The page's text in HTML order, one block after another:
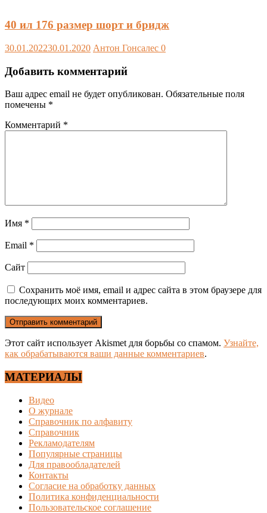
40 ил 176 размер шорт и бридж
30.01.202230.01.2020 Антон Гонсалес 0
Добавить комментарий
Ваш адрес email не будет опубликован. Обязательные поля
помечены *
Комментарий *
Имя *
Email *
Сайт
Сохранить моё имя, email и адрес сайта в этом браузере для
последующих моих комментариев.
Этот сайт использует Akismet для борьбы со спамом. Узнайте,
как обрабатываются ваши данные комментариев.
МАТЕРИАЛЫ
Видео
О журнале
Справочник по алфавиту
Справочник
Рекламодателям
Популярные страницы
Для правообладателей
Контакты
Согласие на обработку данных
Политика конфиденциальности
Пользовательское соглашение